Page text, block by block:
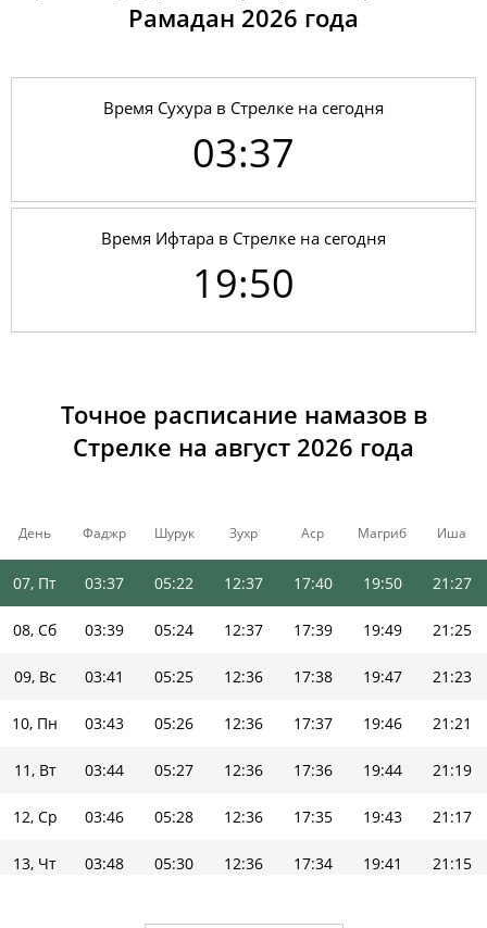
Рамадан 2026 годa
Время Сухура в Стрелке на сегодня
03:37
Время Ифтара в Стрелке на сегодня
19:50
Точное расписание намазов в
Стрелке на август 2026 года
День Фаджр Шурук Зухр Аср Магриб Иша
12:37
03:32 05:19 12:37 17:43 19:54
06, Чт 03:36 05:21 12:37 17:41 19:52 21:29
07, Пт 03:37 05:22 12:37 17:40 19:50 21:27
08, Сб 03:39 05:24 12:37 17:39 19:49 21:25
09, Вс 03:41 05:25 12:36 17:38 19:47 21:23
10, Пн 03:43 05:26 12:36 17:37 19:46 21:21
11, Вт 03:44 05:27 12:36 17:36 19:44 21:19
12, Ср 03:46 05:28 12:36 17:35 19:43 21:17
13, Чт 03:48 05:30 12:36 17:34 19:41 21:15